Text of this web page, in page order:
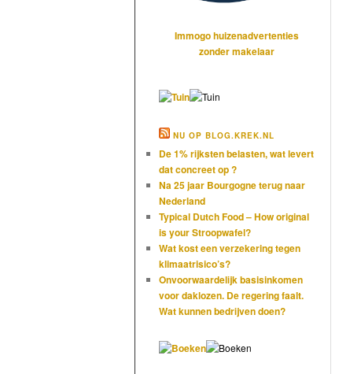
Immogo huizenadvertenties
zonder makelaar
NU OP BLOG.KREK.NL
De 1% rijksten belasten, wat levert
dat concreet op ?
Na 25 jaar Bourgogne terug naar
Nederland
Typical Dutch Food – How original
is your Stroopwafel?
Wat kost een verzekering tegen
klimaatrisico’s?
Onvoorwaardelijk basisinkomen
voor daklozen. De regering faalt.
Wat kunnen bedrijven doen?